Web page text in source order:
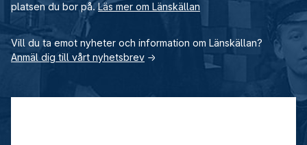
platsen du bor på.Läs mer om Länskällan
Vill du ta emot nyheter och information om Länskällan?
Anmäl dig till vårt nyhetsbrev →